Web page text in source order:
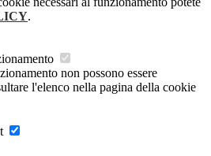
.
non possono essere
l'elenco nella pagina della cookie